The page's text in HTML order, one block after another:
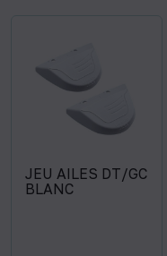
JEU AILES DT/GC
BLANC